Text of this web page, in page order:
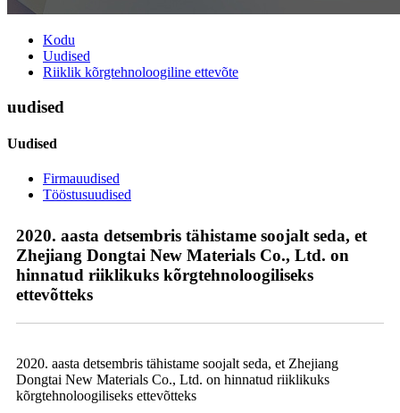
Kodu
Uudised
Riiklik kõrgtehnoloogiline ettevõte
uudised
Uudised
Firmauudised
Tööstusuudised
2020. aasta detsembris tähistame soojalt seda, et
Zhejiang Dongtai New Materials Co., Ltd. on
hinnatud riiklikuks kõrgtehnoloogiliseks
ettevõtteks
2020. aasta detsembris tähistame soojalt seda, et Zhejiang
Dongtai New Materials Co., Ltd. on hinnatud riiklikuks
kõrgtehnoloogiliseks ettevõtteks